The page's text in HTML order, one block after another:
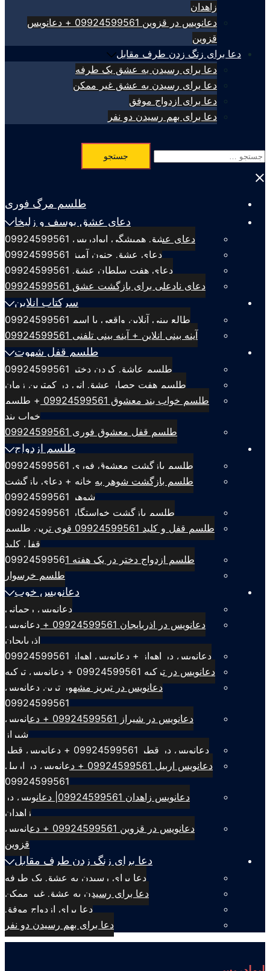
زاهدان
دعانویس در قزوین 09924599561 + دعانویس
قزوین
دعا برای زنگ زدن طرف مقابل
دعا برای رسیدن به عشق یک طرفه
دعا برای رسیدن به عشق غیر ممکن
دعا برای ازدواج موفق
دعا برای بهم رسیدن دو نفر
جستجو
برای:
Close
طلسم مرگ فوری
دعای عشق یوسف و زلیخا
دعای عشق همیشگی ابوادریس 09924599561
دعای عشق جنون آمیز 09924599561
دعای هفت سلطان عشق 09924599561
دعای نادعلی برای بازگشت عشق 09924599561
سرکتاب انلاین
طالع بینی آنلاین واقعی با اسم 09924599561
آینه بینی انلاین + آینه بینی تلفنی 09924599561
طلسم قفل شهوت
طلسم عاشق کردن دختر 09924599561
طلسم هفت حصار عشق انی در کمترین زمان
طلسم خواب بند معشوق 09924599561 + طلسم
خواب بند
طلسم قفل معشوق فوری 09924599561
طلسم ازدواج
طلسم بازگشت معشوق فوری 09924599561
طلسم بازگشت شوهر به خانه + دعای بازگشت
شوهر 09924599561
طلسم بازگشت خواستگار 09924599561
طلسم قفل و کلید 09924599561 قوی ترین طلسم
قفل کلید
طلسم ازدواج دختر در یک هفته 09924599561
طلسم خرسوار
دعانویس خوب
دعانویس رحمانی
دعانویس در اذربایجان 09924599561 + دعانویس
اذربایجان
دعانویس در اهواز + دعانویس اهواز 09924599561
دعانویس در ترکیه 09924599561 + دعانویس ترکیه
دعانویس در تبریز مشهور ترین دعانویس
09924599561
دعانویس در شیراز 09924599561 + دعانویس
شیراز
دعانویس در قطر 09924599561 + دعانویس قطر
دعانویس اربیل 09924599561 + دعانویس در اربیل
09924599561
دعانویس زاهدان 09924599561| دعانویس در
زاهدان
دعانویس در قزوین 09924599561 + دعانویس
قزوین
دعا برای زنگ زدن طرف مقابل
دعا برای رسیدن به عشق یک طرفه
دعا برای رسیدن به عشق غیر ممکن
دعا برای ازدواج موفق
دعا برای بهم رسیدن دو نفر